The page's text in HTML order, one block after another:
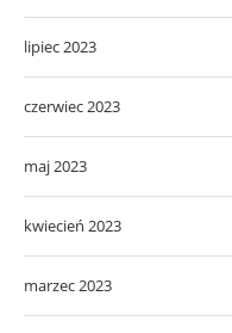
lipiec 2023
czerwiec 2023
maj 2023
kwiecień 2023
marzec 2023